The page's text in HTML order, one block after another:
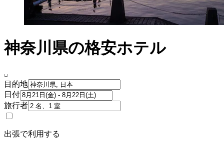
神奈川県の格安ホテル
目的地
日付
旅行者
出張で利用する